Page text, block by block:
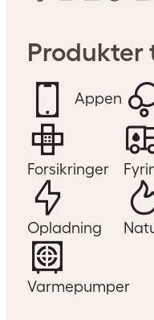
Produkter
Appen
Forsikringer
Opladning
Varmepumper